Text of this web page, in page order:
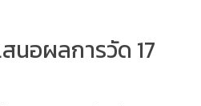
นอผลการวัด 17